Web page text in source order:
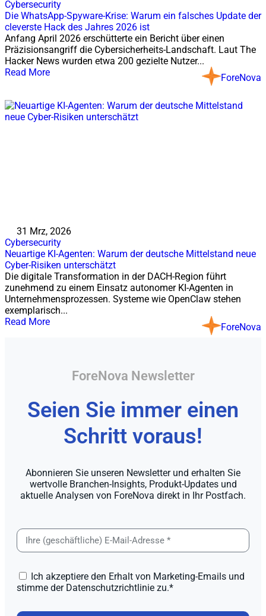
Cybersecurity
Die WhatsApp-Spyware-Krise: Warum ein falsches Update der
cleverste Hack des Jahres 2026 ist
Anfang April 2026 erschütterte ein Bericht über einen
Präzisionsangriff die Cybersicherheits-Landschaft. Laut The
Hacker News wurden etwa 200 gezielte Nutzer...
Read More
ForeNova
31 Mrz, 2026
Cybersecurity
Neuartige KI-Agenten: Warum der deutsche Mittelstand neue
Cyber-Risiken unterschätzt
Die digitale Transformation in der DACH-Region führt
zunehmend zu einem Einsatz autonomer KI-Agenten in
Unternehmensprozessen. Systeme wie OpenClaw stehen
exemplarisch...
Read More
ForeNova
ForeNova Newsletter
Seien Sie immer einen
Schritt voraus!
Abonnieren Sie unseren Newsletter und erhalten Sie
wertvolle Branchen-Insights, Produkt-Updates und
aktuelle Analysen von ForeNova direkt in Ihr Postfach.
Ich akzeptiere den Erhalt von Marketing-Emails und
stimme der Datenschutzrichtlinie zu.*